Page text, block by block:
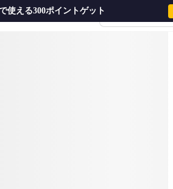
会員登録・ログイ
使える300ポイントゲット